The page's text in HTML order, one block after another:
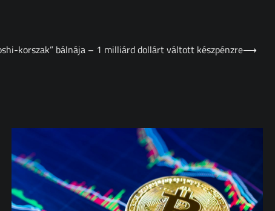
korszak” bálnája – 1 milliárd dollárt váltott készpénzre⟶